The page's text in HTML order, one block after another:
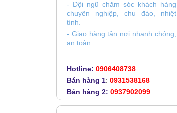
- Đội ngũ chăm sóc khách hàng
chuyên nghiệp, chu đáo, nhiệt
tình.
- Giao hàng tận nơi nhanh chóng,
an toàn.
Hotline: 0906408738
Bán hàng 1: 0931538168
Bán hàng 2: 0937902099